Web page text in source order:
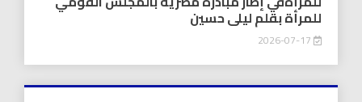
للمرأة بقلم ليلى حسين